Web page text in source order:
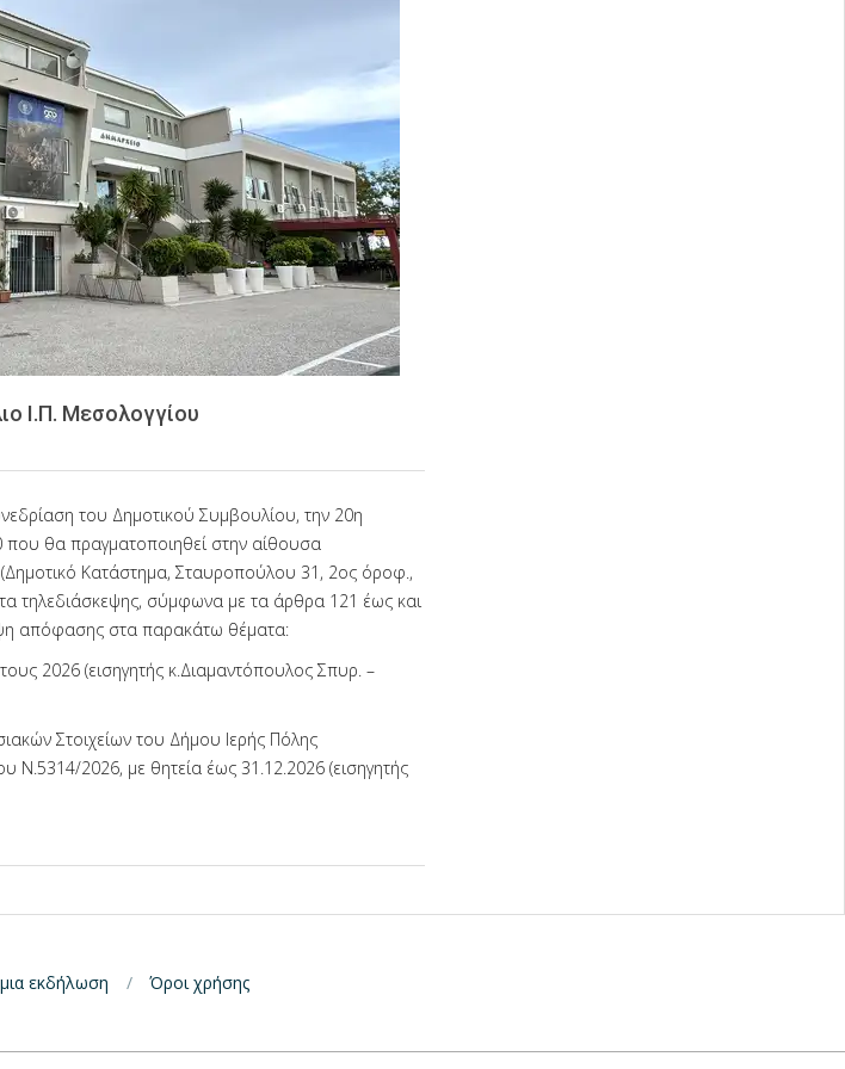
Ι.Π. Μεσολογγίου
του Δημοτικού Συμβουλίου, την 20η
που θα πραγματοποιηθεί στην αίθουσα
Κατάστημα, Σταυροπούλου 31, 2ος όροφ.,
τηλεδιάσκεψης, σύμφωνα με τα άρθρα 121 έως και
απόφασης στα παρακάτω θέματα:
2026 (εισηγητής κ.Διαμαντόπουλος Σπυρ. –
Στοιχείων του Δήμου Ιερής Πόλης
2026, με θητεία έως 31.12.2026 (εισηγητής
εκδήλωση Όροι χρήσης